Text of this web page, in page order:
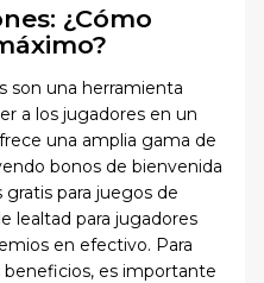
¿Cómo
son una herramienta
a los jugadores en un
una amplia gama de
bonos de bienvenida
para juegos de
lealtad para jugadores
en efectivo. Para
es importante